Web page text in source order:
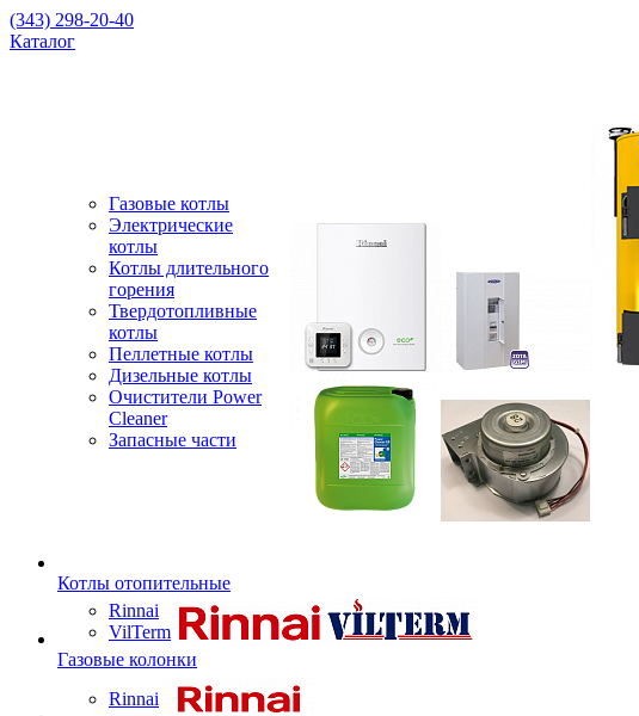
(343) 298-20-40
Каталог
Газовые котлы
Электрические
котлы
Котлы длительного
горения
Твердотопливные
котлы
Пеллетные котлы
Дизельные котлы
Очистители Power
Cleaner
Запасные части
Котлы отопительные
Rinnai
VilTerm
Газовые колонки
Rinnai